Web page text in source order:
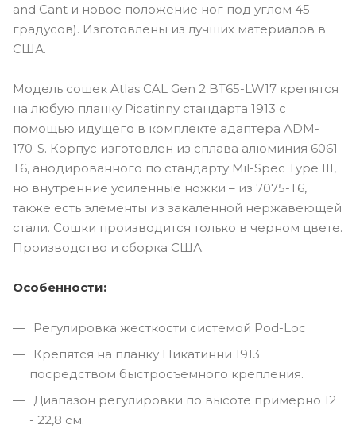
and Cant и новое положение ног под углом 45
градусов). Изготовлены из лучших материалов в
США.
Модель сошек Atlas CAL Gen 2 BT65-LW17 крепятся
на любую планку Picatinny стандарта 1913 с
помощью идущего в комплекте адаптера ADM-
170-S. Корпус изготовлен из сплава алюминия 6061-
T6, анодированного по стандарту Mil-Spec Type III,
но внутренние усиленные ножки – из 7075-T6,
также есть элементы из закаленной нержавеющей
стали. Сошки производится только в черном цвете.
Производство и сборка США.
Особенности:
Регулировка жесткости системой Pod-Loc
Крепятся на планку Пикатинни 1913
посредством быстросъемного крепления.
Диапазон регулировки по высоте примерно 12
- 22,8 см.